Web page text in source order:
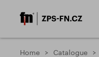
Home
Catalogue